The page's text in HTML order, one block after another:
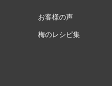
お客様の声
梅のレシピ集